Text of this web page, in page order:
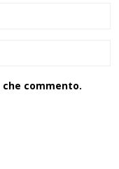
commento.